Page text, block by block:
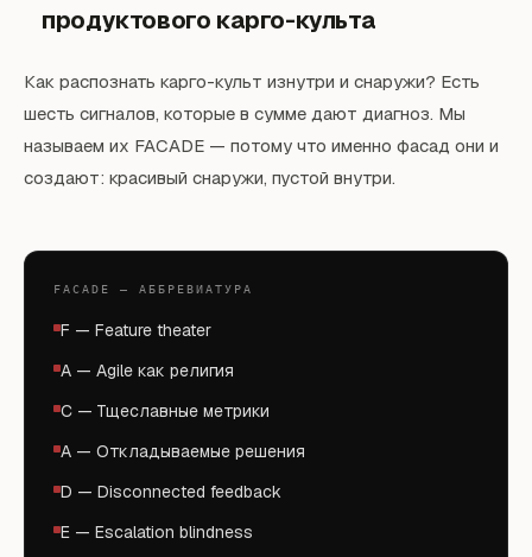
продуктового карго-культа
Как распознать карго-культ изнутри и снаружи? Есть
шесть сигналов, которые в сумме дают диагноз. Мы
называем их FACADE — потому что именно фасад они и
создают: красивый снаружи, пустой внутри.
FACADE — АББРЕВИАТУРА
F — Feature theater
A — Agile как религия
C — Тщеславные метрики
A — Откладываемые решения
D — Disconnected feedback
E — Escalation blindness